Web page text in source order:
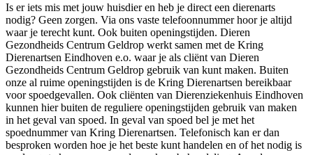
Is er iets mis met jouw huisdier en heb je direct een dierenarts
nodig? Geen zorgen. Via ons vaste telefoonnummer hoor je altijd
waar je terecht kunt. Ook buiten openingstijden. Dieren
Gezondheids Centrum Geldrop werkt samen met de Kring
Dierenartsen Eindhoven e.o. waar je als cliënt van Dieren
Gezondheids Centrum Geldrop gebruik van kunt maken. Buiten
onze al ruime openingstijden is de Kring Dierenartsen bereikbaar
voor spoedgevallen. Ook cliënten van Dierenziekenhuis Eindhoven
kunnen hier buiten de reguliere openingstijden gebruik van maken
in het geval van spoed. In geval van spoed bel je met het
spoednummer van Kring Dierenartsen. Telefonisch kan er dan
besproken worden hoe je het beste kunt handelen en of het nodig is